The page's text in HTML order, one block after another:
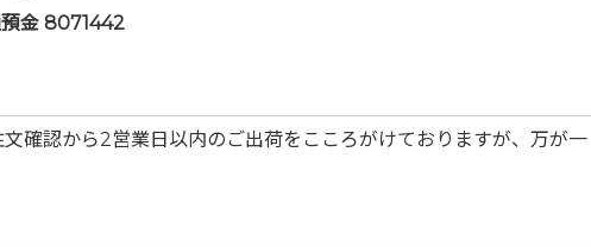
預金 8071442
確認から2営業日以内のご出荷をこころがけておりますが、万が一